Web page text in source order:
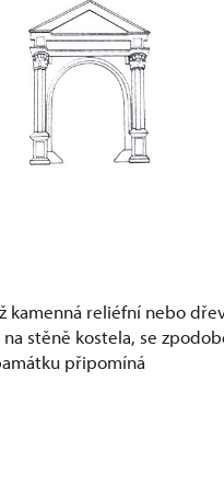
kamenná reliéfní nebo
stěně kostela, se
připomíná